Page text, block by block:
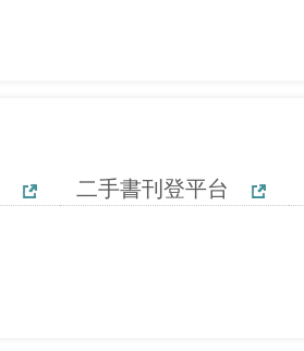
二手書刊登平台